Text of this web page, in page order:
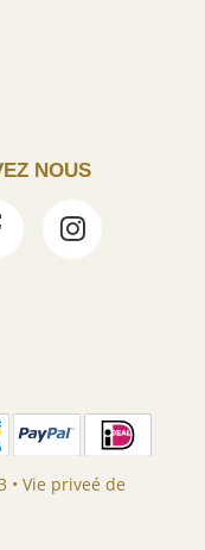
NOUS
• Vie priveé de